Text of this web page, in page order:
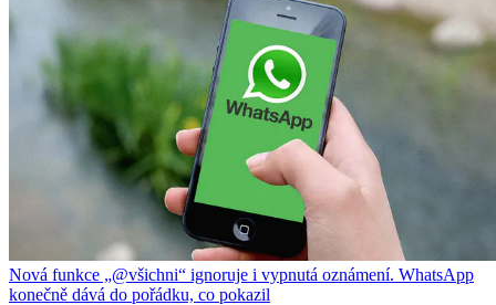
Nová funkce „@všichni“ ignoruje i vypnutá oznámení. WhatsApp
konečně dává do pořádku, co pokazil